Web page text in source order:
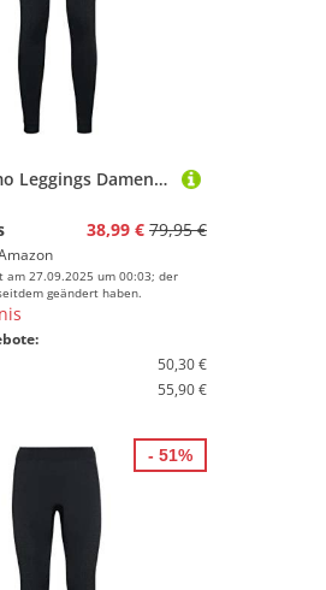
Odlo Thermo Leggings Damen Performance Warm I Thermounterwäsche I Warme Skiunterwäsche Lange Thermohose I Damen
38,99 € 79,95 €
27.09.2025 um 00:03; der
geändert haben.
50,30 €
55,90 €
- 51%